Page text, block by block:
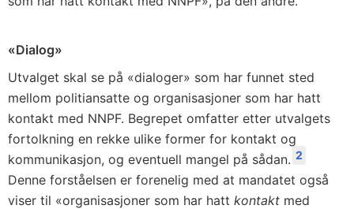
«Dialog»
Utvalget skal se på «dialoger» som har funnet sted
mellom politiansatte og organisasjoner som har hatt
kontakt med NNPF. Begrepet omfatter etter utvalgets
fortolkning en rekke ulike former for kontakt og
kommunikasjon, og eventuell mangel på sådan. 2
Denne forståelsen er forenelig med at mandatet også
viser til «organisasjoner som har hatt kontakt med